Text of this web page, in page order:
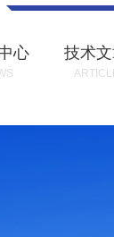
心 技术